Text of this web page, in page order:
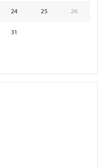
24 25
26
31